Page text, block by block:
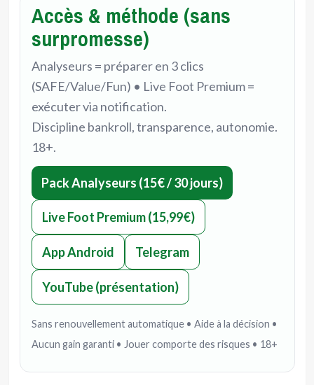
Accès & méthode (sans
surpromesse)
Analyseurs = préparer en 3 clics
(SAFE/Value/Fun) • Live Foot Premium =
exécuter via notification.
Discipline bankroll, transparence, autonomie.
18+.
Pack Analyseurs (15€ / 30 jours)
Live Foot Premium (15,99€)
App Android Telegram
YouTube (présentation)
Sans renouvellement automatique • Aide à la décision •
Aucun gain garanti • Jouer comporte des risques • 18+